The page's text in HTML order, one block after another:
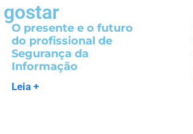
O presente e o futuro
do profissional de
Segurança da
Informação
Leia +